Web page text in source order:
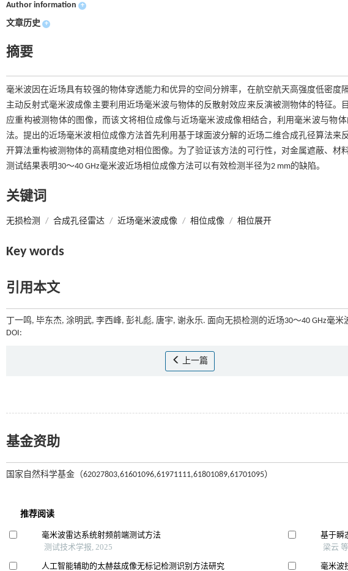
Author information +
文章历史 +
摘要
毫米波因在近场具有较强的物体穿透能力和优异的空间分辨率，在航空航天高强度低密度
主动反射式毫米波成像主要利用近场毫米波与物体的反散射效应来反演被测物体的特征
应重构被测物体的图像，而该文将相位成像与近场毫米波成像相结合，利用毫米波与物
法。提出的近场毫米波相位成像方法首先利用基于球面波分解的近场二维合成孔径算法
开算法重构被测物体的高精度绝对相位图像。为了验证该方法的可行性，对金属遮蔽、材
测试结果表明30～40 GHz毫米波近场相位成像方法可以有效检测半径为2 mm的缺陷。
关键词
无损检测 / 合成孔径雷达 / 近场毫米波成像 / 相位成像 / 相位展开
Key words
引用本文
丁一鸣, 毕东杰, 涂明武, 李西峰, 彭礼彪, 唐宇, 谢永乐. 面向无损检测的近场30～40 GHz毫米
DOI:
上一篇
基金资助
国家自然科学基金（62027803,61601096,61971111,61801089,61701095）